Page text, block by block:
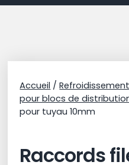
Accueil /
pour blocs de
pour tuyau 10mm
Raccords